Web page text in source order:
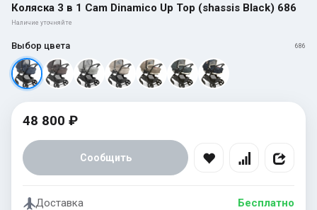
Коляска 3 в 1 Cam Dinamico Up Top (shassis Black) 686
Наличие уточняйте
Выбор цвета 686
48 800 ₽
Сообщить
Доставка Бесплатно